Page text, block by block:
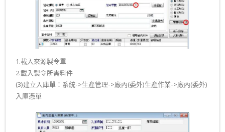
1.載入來源製令單
2.載入製令所需料件
(3)建立入庫單：系統->生產管理->廠內(委外)生產作業->廠內(委外)
入庫憑單